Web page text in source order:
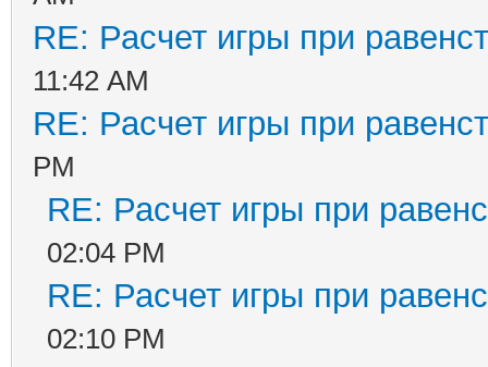
RE: Расчет игры при
11:42 AM
RE: Расчет игры при
PM
RE: Расчет игры при
02:04 PM
RE: Расчет игры при
02:10 PM